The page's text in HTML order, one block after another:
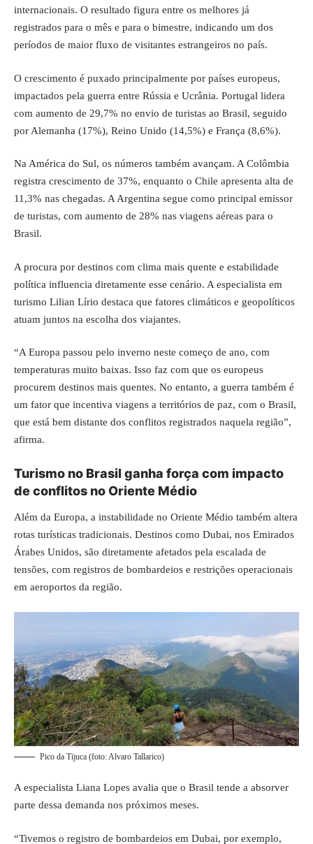
internacionais. O resultado figura entre os melhores já
registrados para o mês e para o bimestre, indicando um dos
períodos de maior fluxo de visitantes estrangeiros no país.
O crescimento é puxado principalmente por países europeus,
impactados pela guerra entre Rússia e Ucrânia. Portugal lidera
com aumento de 29,7% no envio de turistas ao Brasil, seguido
por Alemanha (17%), Reino Unido (14,5%) e França (8,6%).
Na América do Sul, os números também avançam. A Colômbia
registra crescimento de 37%, enquanto o Chile apresenta alta de
11,3% nas chegadas. A Argentina segue como principal emissor
de turistas, com aumento de 28% nas viagens aéreas para o
Brasil.
A procura por destinos com clima mais quente e estabilidade
política influencia diretamente esse cenário. A especialista em
turismo Lilian Lírio destaca que fatores climáticos e geopolíticos
atuam juntos na escolha dos viajantes.
“A Europa passou pelo inverno neste começo de ano, com
temperaturas muito baixas. Isso faz com que os europeus
procurem destinos mais quentes. No entanto, a guerra também é
um fator que incentiva viagens a territórios de paz, com o Brasil,
que está bem distante dos conflitos registrados naquela região”,
afirma.
Turismo no Brasil ganha força com impacto
de conflitos no Oriente Médio
Além da Europa, a instabilidade no Oriente Médio também altera
rotas turísticas tradicionais. Destinos como Dubai, nos Emirados
Árabes Unidos, são diretamente afetados pela escalada de
tensões, com registros de bombardeios e restrições operacionais
em aeroportos da região.
Pico da Tijuca (foto: Alvaro Tallarico)
A especialista Liana Lopes avalia que o Brasil tende a absorver
parte dessa demanda nos próximos meses.
“Tivemos o registro de bombardeios em Dubai, por exemplo,